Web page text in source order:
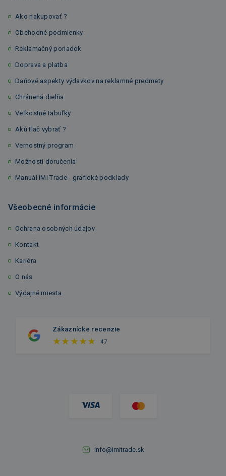
Ako nakupovať ?
Obchodné podmienky
Reklamačný poriadok
Doprava a platba
Daňové aspekty výdavkov na reklamné predmety
Chránená dielňa
Veľkostné tabuľky
Akú tlač vybrať ?
Vernostný program
Možnosti doručenia
Manuál iMi Trade - grafické podklady
Všeobecné informácie
Ochrana osobných údajov
Kontakt
Kariéra
O nás
Výdajné miesta
Zákaznícke recenzie
4,7
info@imitrade.sk